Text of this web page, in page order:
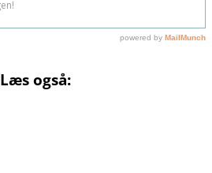
Læs også: